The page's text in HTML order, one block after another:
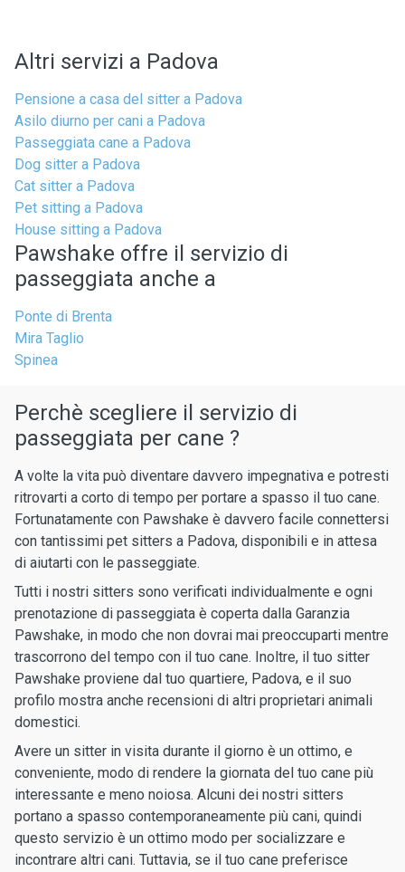
Altri servizi a Padova
Pensione a casa del sitter a Padova
Asilo diurno per cani a Padova
Passeggiata cane a Padova
Dog sitter a Padova
Cat sitter a Padova
Pet sitting a Padova
House sitting a Padova
Pawshake offre il servizio di
passeggiata anche a
Ponte di Brenta
Mira Taglio
Spinea
Perchè scegliere il servizio di
passeggiata per cane ?
A volte la vita può diventare davvero impegnativa e potresti
ritrovarti a corto di tempo per portare a spasso il tuo cane.
Fortunatamente con Pawshake è davvero facile connettersi
con tantissimi pet sitters a Padova, disponibili e in attesa
di aiutarti con le passeggiate.
Tutti i nostri sitters sono verificati individualmente e ogni
prenotazione di passeggiata è coperta dalla Garanzia
Pawshake, in modo che non dovrai mai preoccuparti mentre
trascorrono del tempo con il tuo cane. Inoltre, il tuo sitter
Pawshake proviene dal tuo quartiere, Padova, e il suo
profilo mostra anche recensioni di altri proprietari animali
domestici.
Avere un sitter in visita durante il giorno è un ottimo, e
conveniente, modo di rendere la giornata del tuo cane più
interessante e meno noiosa. Alcuni dei nostri sitters
portano a spasso contemporaneamente più cani, quindi
questo servizio è un ottimo modo per socializzare e
incontrare altri cani. Tuttavia, se il tuo cane preferisce